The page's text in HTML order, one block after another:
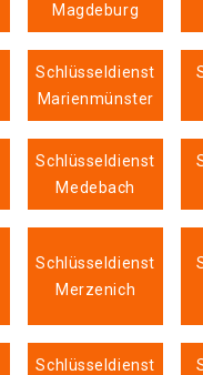
Magdeburg
Schlüsseldienst
Marienmünster
Schlüsseldienst
Medebach
Schlüsseldienst
Merzenich
Schlüsseldienst